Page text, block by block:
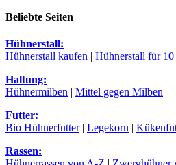
Beliebte Seiten
Hühnerstall:
Hühnerstall kaufen | Hühnerstall für
Haltung:
Hühnermilben | Mittel gegen Milben
Futter:
Bio Hühnerfutter| Legekorn |
Rassen: